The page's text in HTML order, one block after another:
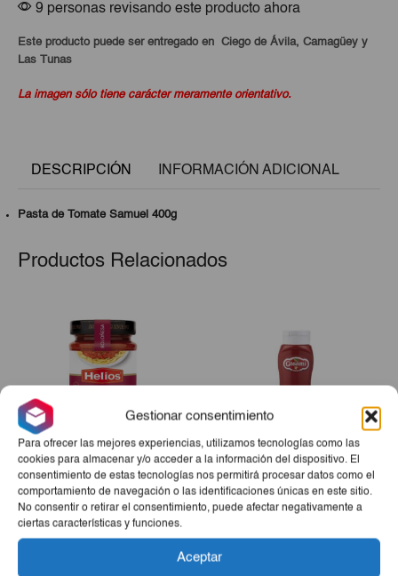
Gestionar consentimiento
Para ofrecer las mejores experiencias, utilizamos tecnologías como las
cookies para almacenar y/o acceder a la información del dispositivo. El
consentimiento de estas tecnologías nos permitirá procesar datos como el
comportamiento de navegación o las identificaciones únicas en este sitio.
No consentir o retirar el consentimiento, puede afectar negativamente a
ciertas características y funciones.
Aceptar
precio
original
€1,75.
precio
actual
€1,35.
9 personas revisando este producto ahora
Este producto puede ser entregado en Ciego de Ávila, Camagüey y
Las Tunas
La imagen sólo tiene carácter meramente orientativo.
DESCRIPCIÓN INFORMACIÓN ADICIONAL
Pasta de Tomate Samuel 400g
Productos Relacionados
Salsa Boloñesa Helios
350g
€2,45
Ketchup Original Cosami
300g